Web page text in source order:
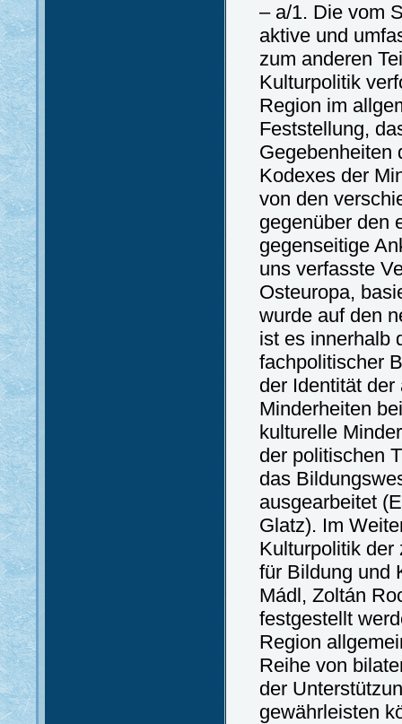
– a/1. Die vom
aktive und
zum anderen
Kulturpolitik
Region im
Feststellung,
Gegebenheiten
Kodexes der
von den
gegenüber den
gegenseitige
uns verfasste
Osteuropa,
wurde auf den
ist es innerhalb
fachpolitischer
der Identität
Minderheiten
kulturelle
der politischen
das
ausgearbeitet
Glatz). Im
Kulturpolitik der
für Bildung und
Mádl, Zoltán
festgestellt
Region
Reihe von
der
gewährleisten